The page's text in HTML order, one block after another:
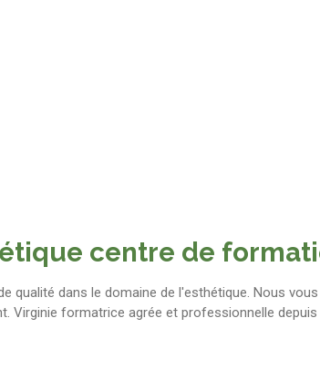
centre de
dans le domaine de l'esthétique. Nous
Virginie formatrice agrée et professionnelle depuis